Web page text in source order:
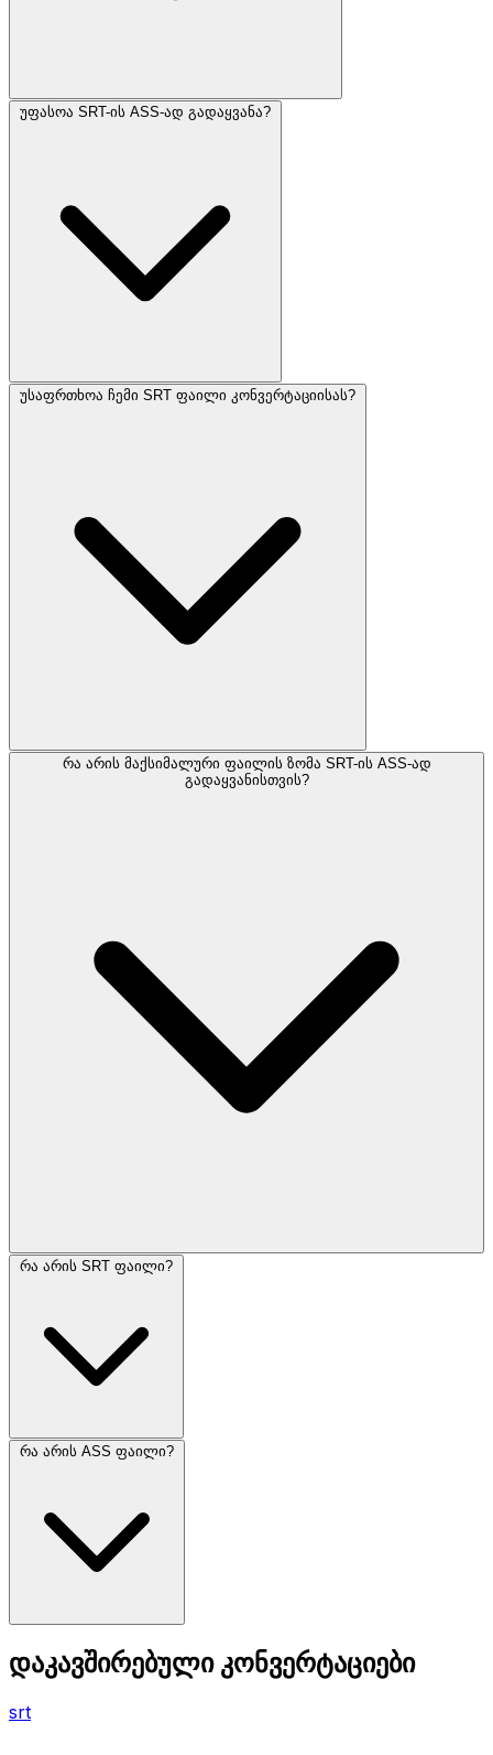
უფასოა SRT-ის ASS-ად გადაყვანა?
უსაფრთხოა ჩემი SRT ფაილი კონვერტაციისას?
რა არის მაქსიმალური ფაილის ზომა SRT-ის ASS-ად
გადაყვანისთვის?
რა არის SRT ფაილი?
რა არის ASS ფაილი?
დაკავშირებული კონვერტაციები
srt